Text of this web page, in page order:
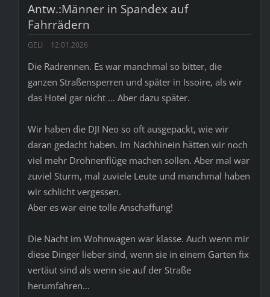
Antw.:Männer in Spandex auf
Fahrrädern
GELI 12.01.2026
Die Radrennen. Es war manchmal so bitter, die
ganzen Straßensperren und später in Issoire, als wir
das Hotel gar nicht ... Aber dazu später.
Wir haben die DJI Neo so oft ausgepackt, wie wir
daran gedacht haben. Im Nachhinein hätten wir noch
viel mehr Drohnenflüge machen sollen. Aber mal war
zuviel Sturm, mal zuviele Leute und manchmal haben
wir schlicht vergessen.
Aber es war eine tolle Anschaffung!
Die Nacht im Wohnwagen war klasse. Auch wenn mir
diese Dinger lieber sind, wenn sie in einem Garten fix
vertäut sind als wenn sie auf der Straße
herumfahren...